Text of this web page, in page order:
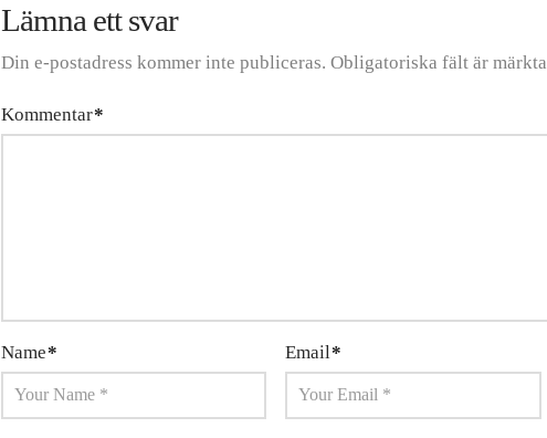
Lämna ett svar
Din e-postadress kommer inte publiceras. Obligatoriska fält är märkta
Kommentar*
Name* Email*